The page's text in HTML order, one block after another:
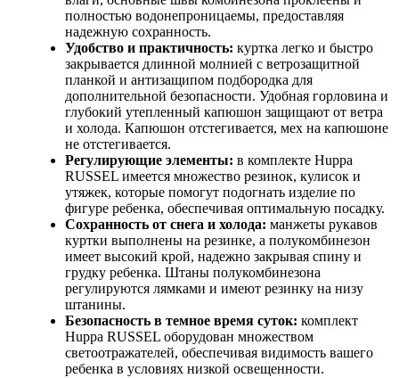
полностью водонепроницаемы, предоставляя
надежную сохранность.
Удобство и практичность: куртка легко и быстро
закрывается длинной молнией с ветрозащитной
планкой и антизащипом подбородка для
дополнительной безопасности. Удобная горловина и
глубокий утепленный капюшон защищают от ветра
и холода. Капюшон отстегивается, мех на капюшоне
не отстегивается.
Регулирующие элементы: в комплекте Huppa
RUSSEL имеется множество резинок, кулисок и
утяжек, которые помогут подогнать изделие по
фигуре ребенка, обеспечивая оптимальную посадку.
Сохранность от снега и холода: манжеты рукавов
куртки выполнены на резинке, а полукомбинезон
имеет высокий крой, надежно закрывая спину и
грудку ребенка. Штаны полукомбинезона
регулируются лямками и имеют резинку на низу
штанины.
Безопасность в темное время суток: комплект
Huppa RUSSEL оборудован множеством
светоотражателей, обеспечивая видимость вашего
ребенка в условиях низкой освещенности.